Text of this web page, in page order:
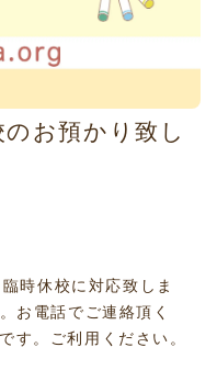
お預かり致し
時休校に対応致しま
お電話でご連絡頂く
す。ご利用ください。